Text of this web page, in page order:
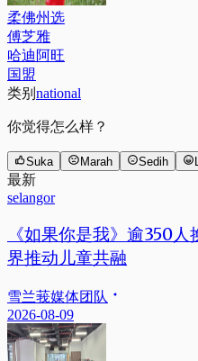
柔佛州选
傅芝雅
哈迪阿旺
国盟
类别 national
你觉得怎么样？
Suka Marah Sedih
最新
selangor
《如果你是我》逾350
界推动儿童共融
雪兰莪媒体团队
2026-08-09